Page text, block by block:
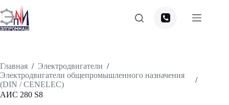
Перейти
к
сути
Главная / Электродвигатели /
Электродвигатели общепромышленного назначения
(DIN / CENELEC)
/
АИС 280 S8